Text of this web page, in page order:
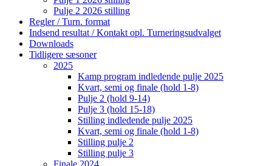
Pulje 2 2026 stilling
Regler / Turn. format
Indsend resultat / Kontakt opl. Turneringsudvalget
Downloads
Tidligere sæsoner
2025
Kamp program indledende pulje 2025
Kvart, semi og finale (hold 1-8)
Pulje 2 (hold 9-14)
Pulje 3 (hold 15-18)
Stilling indledende pulje 2025
Kvart, semi og finale (hold 1-8)
Stilling pulje 2
Stilling pulje 3
Finale 2024